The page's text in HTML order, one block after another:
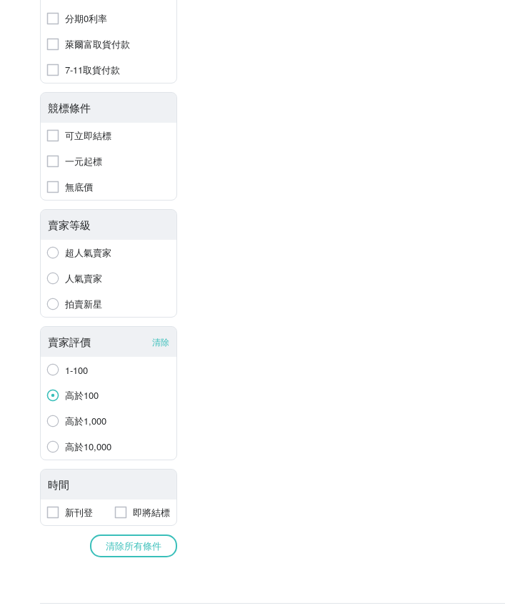
分期0利率
萊爾富取貨付款
7-11取貨付款
競標條件
可立即結標
一元起標
無底價
賣家等級
超人氣賣家
人氣賣家
拍賣新星
賣家評價 清除
1-100
高於100
高於1,000
高於10,000
時間
新刊登 即將結標
清除所有條件